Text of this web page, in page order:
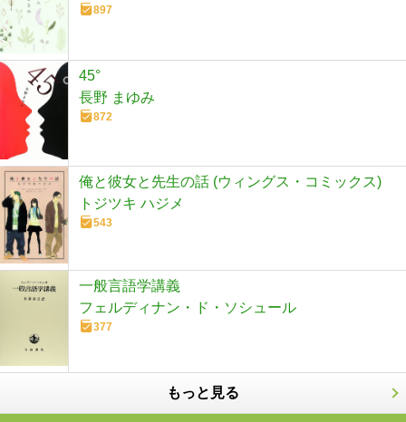
897
45°
長野 まゆみ
872
俺と彼女と先生の話 (ウィングス・コミックス)
トジツキ ハジメ
543
一般言語学講義
フェルディナン・ド・ソシュール
377
もっと見る